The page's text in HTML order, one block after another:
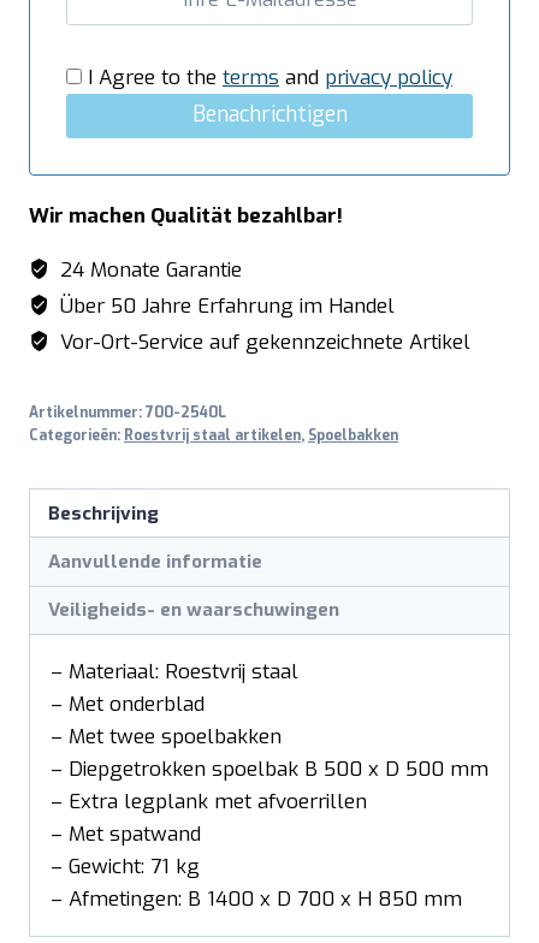
I Agree to the terms and privacy policy
Benachrichtigen
Wir machen Qualität bezahlbar!
24 Monate Garantie
Über 50 Jahre Erfahrung im Handel
Vor-Ort-Service auf gekennzeichnete Artikel
Artikelnummer:700-2540L
Categorieën: Roestvrij staal artikelen, Spoelbakken
Beschrijving
Aanvullende informatie
Veiligheids- en waarschuwingen
– Materiaal: Roestvrij staal
– Met onderblad
– Met twee spoelbakken
– Diepgetrokken spoelbak B 500 x D 500 mm
– Extra legplank met afvoerrillen
– Met spatwand
– Gewicht: 71 kg
– Afmetingen: B 1400 x D 700 x H 850 mm